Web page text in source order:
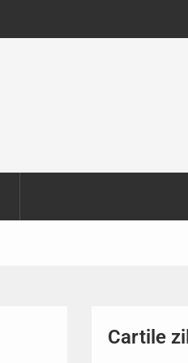
Cartile